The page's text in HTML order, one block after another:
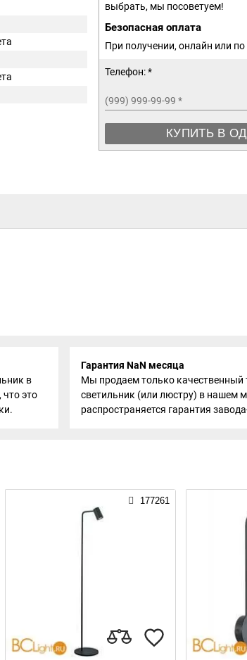
выбрать, мы посоветуем!
Безопасная оплата
При получении, онлайн или по
Телефон: *
(999) 999-99-99 *
КУПИТЬ В
в
это
Гарантия NaN месяца
Мы продаем только
светильник (или люстру) в нашем
распространяется гарантия
177261